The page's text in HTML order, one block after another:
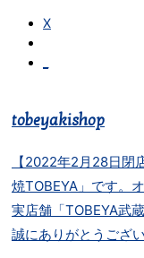
X
tobeyakishop
【2022年2月28日閉
焼TOBEYA」です。
実店舗「TOBEYA武
誠にありがとうござい